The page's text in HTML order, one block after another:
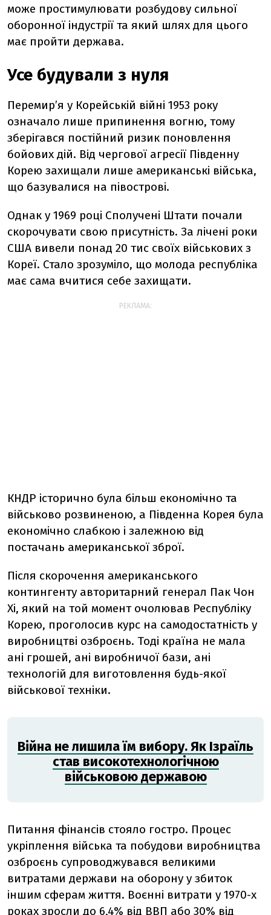
може простимулювати розбудову сильної
оборонної індустрії та який шлях для цього
має пройти держава.
Усе будували з нуля
Перемир’я у Корейській війні 1953 року
означало лише припинення вогню, тому
зберігався постійний ризик поновлення
бойових дій. Від чергової агресії Південну
Корею захищали лише американські війська,
що базувалися на півострові.
Однак у 1969 році Сполучені Штати почали
скорочувати свою присутність. За лічені роки
США вивели понад 20 тис своїх військових з
Кореї. Стало зрозуміло, що молода республіка
має сама вчитися себе захищати.
РЕКЛАМА:
КНДР історично була більш економічно та
військово розвиненою, а Південна Корея була
економічно слабкою і залежною від
постачань американської зброї.
Після скорочення американського
контингенту авторитарний генерал Пак Чон
Хі, який на той момент очолював Республіку
Корею, проголосив курс на самодостатність у
виробництві озброєнь. Тоді країна не мала
ані грошей, ані виробничої бази, ані
технологій для виготовлення будь-якої
військової техніки.
Війна не лишила їм вибору. Як Ізраїль
став високотехнологічною
військовою державою
Питання фінансів стояло гостро. Процес
укріплення війська та побудови виробництва
озброєнь супроводжувався великими
витратами держави на оборону у збиток
іншим сферам життя. Воєнні витрати у 1970-х
роках зросли до 6,4% від ВВП або 30% від